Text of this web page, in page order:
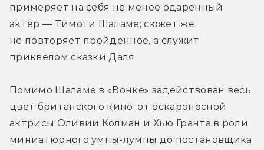
примеряет на себя не менее одарённый
актёр — Тимоти Шаламе; сюжет же
не повторяет пройденное, а служит
приквелом сказки Даля.
Помимо Шаламе в «Вонке» задействован весь
цвет британского кино: от оскароносной
актрисы Оливии Колман и Хью Гранта в роли
миниатюрного умпы-лумпы до постановщика